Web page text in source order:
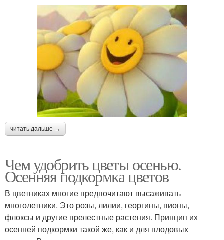
читать дальше →
Чем удобрить цветы осенью.
Осенняя подкормка цветов
В цветниках многие предпочитают высаживать
многолетники. Это розы, лилии, георгины, пионы,
флоксы и другие прелестные растения. Принцип их
осенней подкормки такой же, как и для плодовых